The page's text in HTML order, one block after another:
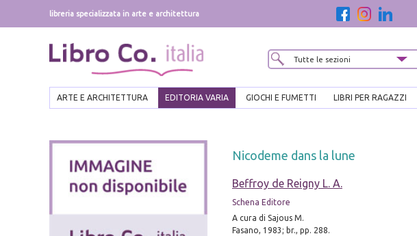
libreria specializzata in arte e architettura
ARTE E ARCHITETTURA EDITORIA VARIA GIOCHI E FUMETTI LIBRI PER RAGAZZI
Nicodeme dans la lune
Beffroy de Reigny L. A.
Schena Editore
A cura di Sajous M.
Fasano, 1983; br., pp. 288.